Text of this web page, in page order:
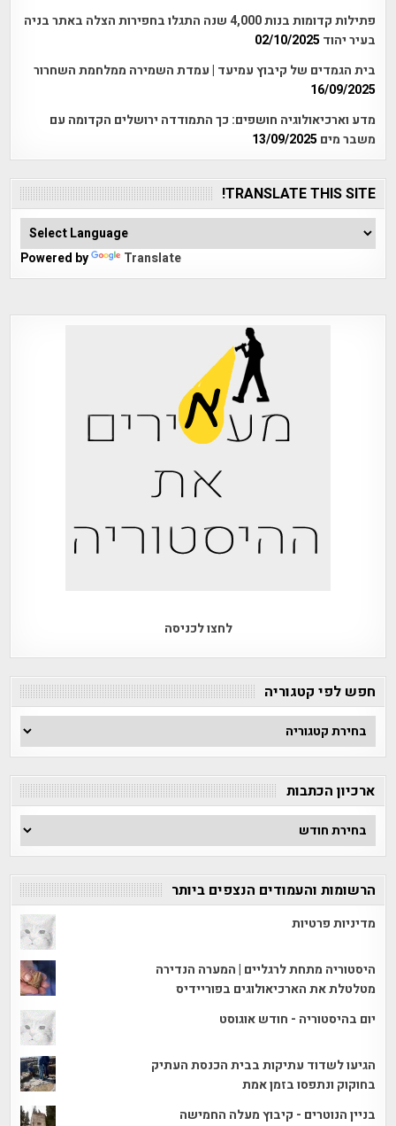
פתילות קדומות בנות 4,000 שנה התגלו בחפירות הצלה באתר בניה
בעיר יהוד 02/10/2025
בית הגמדים של קיבוץ עמיעד | עמדת השמירה ממלחמת השחרור
16/09/2025
מדע וארכיאולוגיה חושפים: כך התמודדה ירושלים הקדומה עם
משבר מים 13/09/2025
TRANSLATE THIS SITE!
Powered by Translate
לחצו לכניסה
חפש לפי קטגוריה
חפש
לפי
ארכיון הכתבות
ארכיון
הכתבות
הרשומות והעמודים הנצפים ביותר
מדיניות פרטיות
היסטוריה מתחת לרגליים | המערה הנדירה
מטלטלת את הארכיאולוגים בפוריידיס
יום בהיסטוריה - חודש אוגוסט
הגיעו לשדוד עתיקות בבית הכנסת העתיק
בחוקוק ונתפסו בזמן אמת
בניין הנוטרים - קיבוץ מעלה החמישה